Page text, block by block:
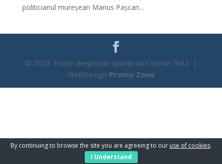
politicianul mureșean Marius Pașcan...
© 2023 Toate drepturile aparțin lui Cosmin Țîntă |
WebDesign Promo Zone
By continuing to browse the site you are agreeing to our use of cookies.
I Understand